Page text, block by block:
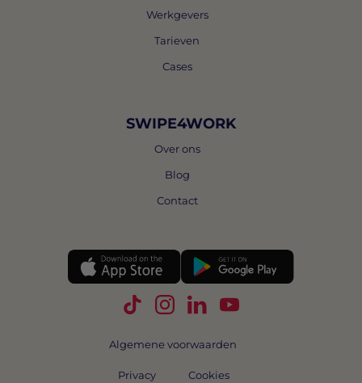
Werkgevers
Tarieven
Cases
SWIPE4WORK
Over ons
Blog
Contact
Volg Swipe4Work op TikTok
Volg Swipe4Work op
Volg Swipe4Work op
Volg Swipe4Work
Algemene voorwaarden
Privacy Cookies